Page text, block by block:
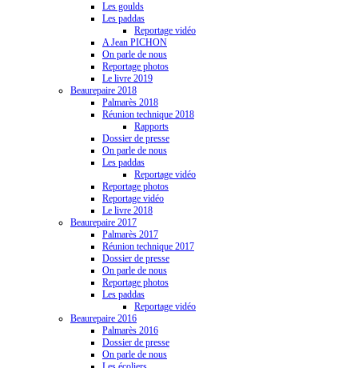
Les goulds
Les paddas
Reportage vidéo
A Jean PICHON
On parle de nous
Reportage photos
Le livre 2019
Beaurepaire 2018
Palmarès 2018
Réunion technique 2018
Rapports
Dossier de presse
On parle de nous
Les paddas
Reportage vidéo
Reportage photos
Reportage vidéo
Le livre 2018
Beaurepaire 2017
Palmarès 2017
Réunion technique 2017
Dossier de presse
On parle de nous
Reportage photos
Les paddas
Reportage vidéo
Beaurepaire 2016
Palmarès 2016
Dossier de presse
On parle de nous